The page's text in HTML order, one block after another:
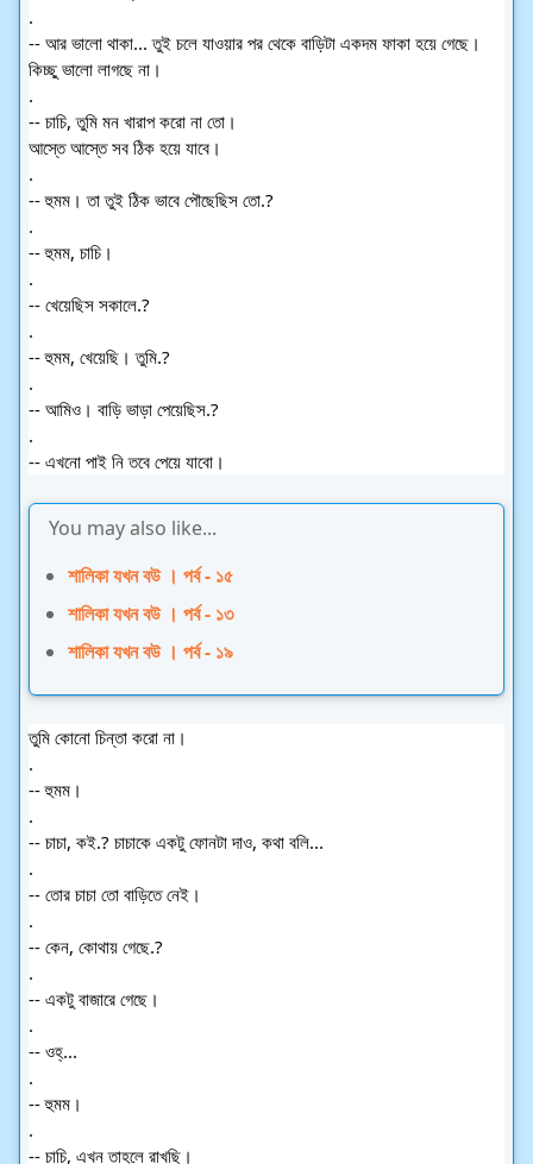
.
-- আর ভালো থাকা... তুই চলে যাওয়ার পর থেকে বাড়িটা একদম ফাকা হয়ে গেছে।
কিচ্ছু ভালো লাগছে না।
.
-- চাচি, তুমি মন খারাপ করো না তো।
আস্তে আস্তে সব ঠিক হয়ে যাবে।
.
-- হুমম। তা তুই ঠিক ভাবে পৌছেছিস তো.?
.
-- হুমম, চাচি।
.
-- খেয়েছিস সকালে.?
.
-- হুমম, খেয়েছি। তুমি.?
.
-- আমিও। বাড়ি ভাড়া পেয়েছিস.?
.
-- এখনো পাই নি তবে পেয়ে যাবো।
You may also like...
শালিকা যখন বউ । পর্ব - ১৫
শালিকা যখন বউ । পর্ব - ১৩
শালিকা যখন বউ । পর্ব - ১৯
তুমি কোনো চিন্তা করো না।
.
-- হুমম।
.
-- চাচা, কই.? চাচাকে একটু ফোনটা দাও, কথা বলি...
.
-- তোর চাচা তো বাড়িতে নেই।
.
-- কেন, কোথায় গেছে.?
.
-- একটু বাজারে গেছে।
.
-- ওহ্...
.
-- হুমম।
.
-- চাচি, এখন তাহলে রাখছি।